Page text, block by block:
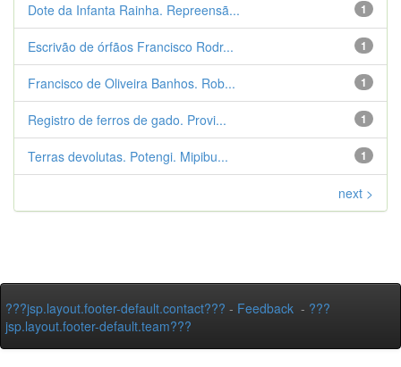
1
Dote da Infanta Rainha. Repreensã...
1
Escrivão de órfãos Francisco Rodr...
1
Francisco de Oliveira Banhos. Rob...
1
Registro de ferros de gado. Provi...
1
Terras devolutas. Potengi. Mipibu...
next >
???jsp.layout.footer-default.contact??? - Feedback - ???
jsp.layout.footer-default.team???